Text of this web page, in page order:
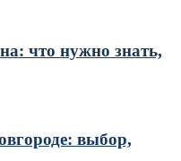
что нужно знать,
выбор,